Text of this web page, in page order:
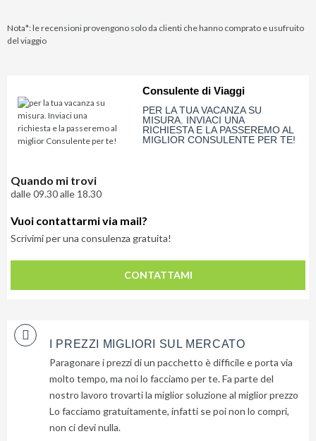
Nota*: le recensioni provengono solo da clienti che hanno comprato e usufruito
del viaggio
Consulente di Viaggi
PER LA TUA VACANZA SU
MISURA. INVIACI UNA
RICHIESTA E LA PASSEREMO AL
MIGLIOR CONSULENTE PER TE!
Quando mi trovi
dalle 09.30 alle 18.30
Vuoi contattarmi via mail?
Scrivimi per una consulenza gratuita!
CONTATTAMI
I PREZZI MIGLIORI SUL MERCATO
Paragonare i prezzi di un pacchetto è difficile e porta via
molto tempo, ma noi lo facciamo per te. Fa parte del
nostro lavoro trovarti la miglior soluzione al miglior prezzo
Lo facciamo gratuitamente, infatti se poi non lo compri,
non ci devi nulla.